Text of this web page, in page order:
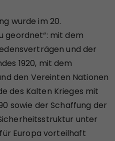
wurde im 20.
geordnet“: mit dem
und der
1920, mit dem
den Vereinten Nationen
des Kalten Krieges mit
sowie der Schaffung der
unter
für Europa vorteilhaft